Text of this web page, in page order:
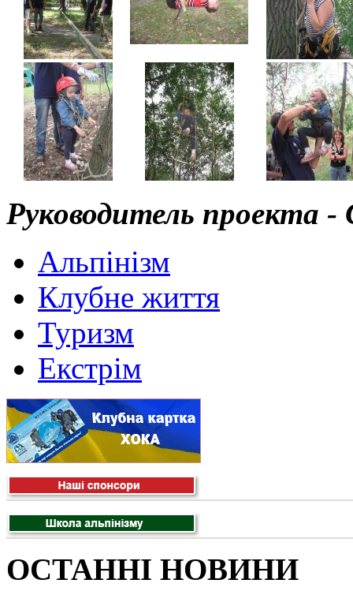
Руководитель проекта -
Альпінізм
Клубне життя
Туризм
Екстрім
ОСТАННІ НОВИНИ